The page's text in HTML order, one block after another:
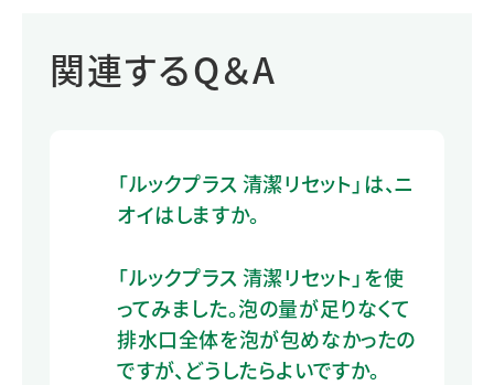
関連するQ＆A
「ルックプラス 清潔リセット」は、ニ
オイはしますか。
「ルックプラス 清潔リセット」を使
ってみました。泡の量が足りなくて
排水口全体を泡が包めなかったの
ですが、どうしたらよいですか。